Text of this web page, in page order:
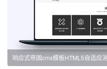
响应式帝国cms模板HTML5自适应